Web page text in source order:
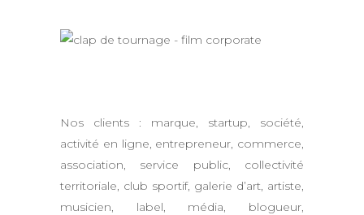
Nos clients : marque, startup, société,
activité en ligne, entrepreneur, commerce,
association, service public, collectivité
territoriale, club sportif, galerie d’art, artiste,
musicien, label, média, blogueur,